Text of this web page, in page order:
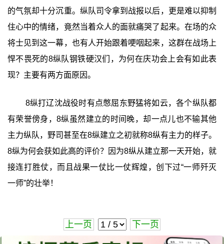
的气氛却十分沉重。纵队司令拿到战报以后，更是难以抑制
住心中的情绪，竟然当着众人的面就痛哭了起来。在场的众
将士见到这一幕，也有人开始跟着哽咽起来，这群在战场上
悍不畏死的8纵队钢铁硬汉们，为何在庆功会上会有如此表
现？主要有两方面原因。
8纵打辽沈战役时有点憋屈东野猛将如云，各个纵队都
有荣誉傍身，8纵虽然建立的时间晚，却一点儿也不输其他
主力纵队，野司甚至在8纵建立之初就称8纵有主力的样子。
8纵为何会获如此高的评价？因为8纵从建立那一天开始，就
接连打胜仗，而且战果一仗比一仗辉煌，创下过“一师歼灭
一师”的壮举！
上一页 下一页